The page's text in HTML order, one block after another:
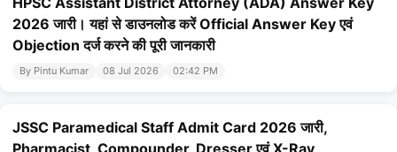
2026 जारी। यहां से डाउनलोड करें Official Answer Key एवं
Objection दर्ज करने की पूरी जानकारी
By Pintu Kumar 08 Jul 2026 02:42 PM
JSSC Paramedical Staff Admit Card 2026 जारी,